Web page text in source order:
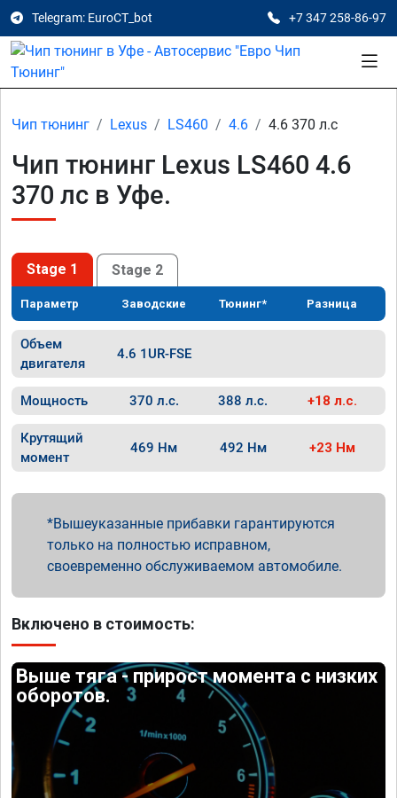
Telegram: EuroCT_bot +7 347 258-86-97
Чип тюнинг Lexus LS460 4.6 4.6 370 л.с
Чип тюнинг Lexus LS460 4.6
370 лс в Уфе.
Stage 1 Stage 2
Параметр Заводские Тюнинг* Разница
Объем
двигателя
4.6 1UR-FSE
Мощность 370 л.с. 388 л.с. +18 л.с.
Крутящий
момент
469 Нм 492 Нм +23 Нм
Вышеуказанные прибавки гарантируются
только на полностью исправном,
своевременно обслуживаемом автомобиле.
Включено в стоимость:
Выше тяга - прирост момента с низких
оборотов.